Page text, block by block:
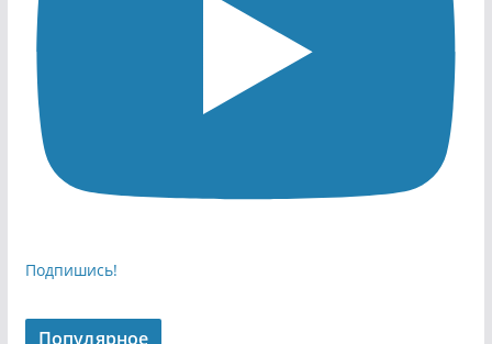
Подпишись!
Популярное